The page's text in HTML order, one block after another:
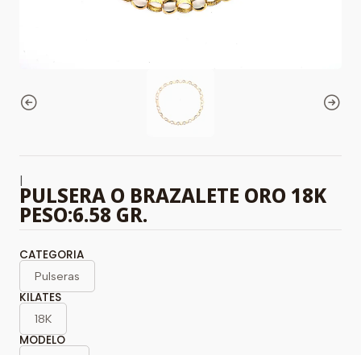
|
PULSERA O BRAZALETE ORO 18K
PESO:6.58 GR.
CATEGORIA
Pulseras
KILATES
18K
MODELO